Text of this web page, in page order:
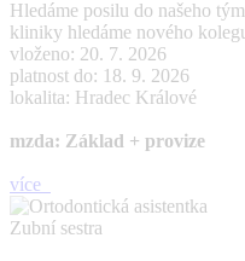
Hledáme posilu do našeho
kliniky hledáme nového
vloženo: 20. 7. 2026
platnost do: 18. 9. 2026
lokalita: Hradec Králové
mzda: Základ + provize
více
Zubní sestra